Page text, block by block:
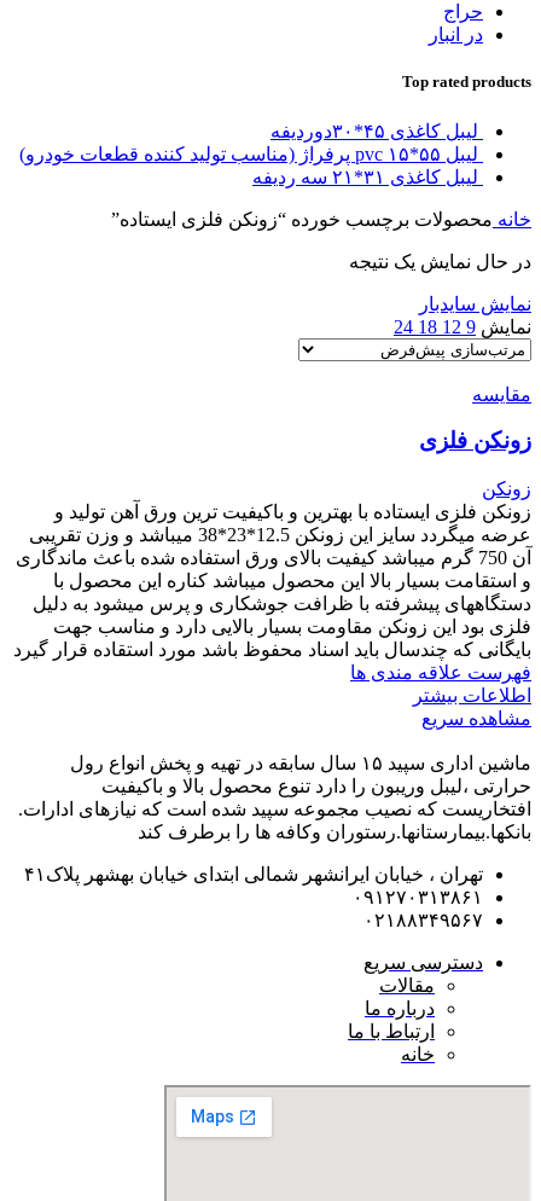
حراج
در انبار
Top rated products
لیبل کاغذی ۴۵*۳۰دوردیفه
لیبل ۵۵*۱۵ pvc پرفراژ (مناسب تولید کننده قطعات خودرو)
لیبل کاغذی ۳۱*۲۱ سه ردیفه
خانه محصولات برچسب خورده “زونکن فلزی ایستاده”
در حال نمایش یک نتیجه
نمایش سایدبار
نمایش 9
12
18
24
مقایسه
زونکن فلزی
زونکن
زونکن فلزی ایستاده با بهترین و باکیفیت ترین ورق آهن تولید و
عرضه میگردد سایز این زونکن 12.5*23*38 میباشد و وزن تقریبی
آن 750 گرم میباشد کیفیت بالای ورق استفاده شده باعث ماندگاری
و استقامت بسیار بالا این محصول میباشد کناره این محصول با
دستگاههای پیشرفته با ظرافت جوشکاری و پرس میشود به دلیل
فلزی بود این زونکن مقاومت بسیار بالایی دارد و مناسب جهت
بایگانی که چندسال باید اسناد محفوظ باشد مورد استقاده قرار گیرد
فهرست علاقه مندی ها
اطلاعات بیشتر
مشاهده سریع
ماشین اداری سپید ۱۵ سال سابقه در تهیه و پخش انواع رول
حرارتی ،لیبل وریبون را دارد تنوع محصول بالا و باکیفیت
افتخاریست که نصیب مجموعه سپید شده است که نیازهای ادارات.
بانکها.بیمارستانها.رستوران و‌کافه ها را برطرف کند
تهران ، خیابان ایرانشهر شمالی ابتدای خیابان بهشهر پلاک۴۱
۰۹۱۲۷۰۳۱۳۸۶۱
۰۲۱۸۸۳۴۹۵۶۷
دسترسی سریع
مقالات
درباره ما
ارتباط با ما
خانه